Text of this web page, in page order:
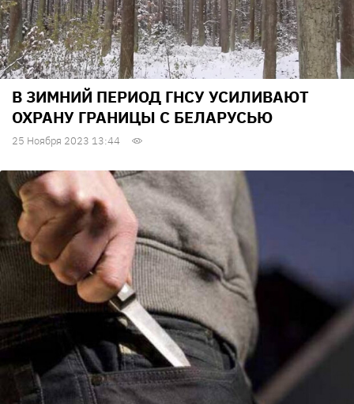
В ЗИМНИЙ ПЕРИОД ГНСУ УСИЛИВАЮТ
ОХРАНУ ГРАНИЦЫ С БЕЛАРУСЬЮ
25 Ноября 2023 13:44